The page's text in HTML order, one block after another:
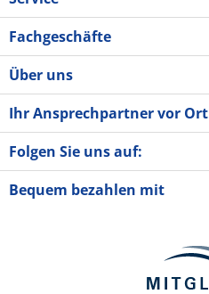
Fachgeschäfte
Über uns
Ihr Ansprechpartner vor Ort
Folgen Sie uns auf:
Bequem bezahlen mit